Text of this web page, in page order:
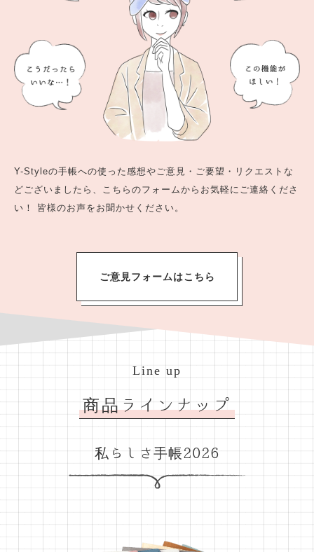
Y-Styleの手帳への使った感想やご意見・ご要望・リクエストな
どございましたら、こちらのフォームからお気軽にご連絡くださ
い！ 皆様のお声をお聞かせください。
ご意見フォームはこちら
Line up
商品ラインナップ
私らしさ手帳2026